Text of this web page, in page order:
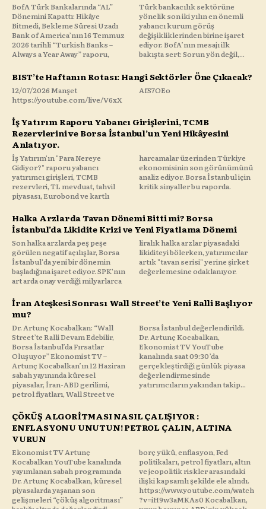
BofA Türk Bankalarında “AL”
Dönemini Kapattı: Hikâye
Bitmedi, Bekleme Süresi Uzadı
Bank of America’nın 16 Temmuz
2026 tarihli “Turkish Banks –
Always a Year Away” raporu,
Türk bankacılık sektörüne
yönelik son iki yılın en önemli
yabancı kurum görüş
değişikliklerinden birine işaret
ediyor. BofA’nın mesajı ilk
bakışta sert: Sorun yön değil,...
BIST’te Haftanın Rotası: Hangi Sektörler Öne Çıkacak?
12/07/2026 Manşet
https://youtube.com/live/V6xX
AfS7OEo
İş Yatırım Raporu Yabancı Girişlerini, TCMB
Rezervlerini ve Borsa İstanbul’un Yeni Hikâyesini
Anlatıyor.
İş Yatırım'ın "Para Nereye
Gidiyor?" raporu yabancı
yatırımcı girişleri, TCMB
rezervleri, TL mevduat, tahvil
piyasası, Eurobond ve kartlı
harcamalar üzerinden Türkiye
ekonomisinin son görünümünü
analiz ediyor. Borsa İstanbul için
kritik sinyaller bu raporda.
Halka Arzlarda Tavan Dönemi Bitti mi? Borsa
İstanbul’da Likidite Krizi ve Yeni Fiyatlama Dönemi
Son halka arzlarda peş peşe
görülen negatif açılışlar, Borsa
İstanbul'da yeni bir dönemin
başladığına işaret ediyor. SPK'nın
art arda onay verdiği milyarlarca
liralık halka arzlar piyasadaki
likiditeyi bölerken, yatırımcılar
artık "tavan serisi" yerine şirket
değerlemesine odaklanıyor.
İran Ateşkesi Sonrası Wall Street’te Yeni Ralli Başlıyor
mu?
Dr. Artunç Kocabalkan: “Wall
Street’te Ralli Devam Edebilir,
Borsa İstanbul’da Fırsatlar
Oluşuyor” Ekonomist TV –
Artunç Kocabalkan’ın 12 Haziran
sabah yayınında küresel
piyasalar, İran-ABD gerilimi,
petrol fiyatları, Wall Street ve
Borsa İstanbul değerlendirildi.
Dr. Artunç Kocabalkan,
Ekonomist TV YouTube
kanalında saat 09:30’da
gerçekleştirdiği günlük piyasa
değerlendirmesinde
yatırımcıların yakından takip...
ÇÖKÜŞ ALGORİTMASI NASIL ÇALIŞIYOR :
ENFLASYONU UNUTUN! PETROL ÇALIN, ALTINA
VURUN
Ekonomist TV Artunç
Kocabalkan YouTube kanalında
yayımlanan sabah programında
Dr. Artunç Kocabalkan, küresel
piyasalarda yaşanan son
gelişmeleri “çöküş algoritması”
borç yükü, enflasyon, Fed
politikaları, petrol fiyatları, altın
ve jeopolitik riskler arasındaki
ilişki kapsamlı şekilde ele alındı.
https://www.youtube.com/watch
?v=iH9w3aMKAs0 Kocabalkan,